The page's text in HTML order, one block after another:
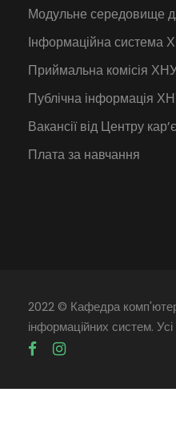
Модульне середовище
Інформаційна система
Приймальна комісія
Публічна інформація
Вакансії від Центру
Плата за навчання
2022 © Кафедра
інформаційних систем.